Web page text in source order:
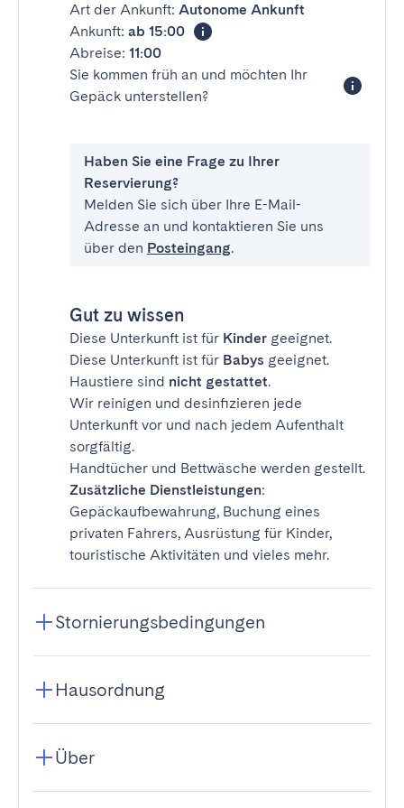
Art der Ankunft: Autonome Ankunft
Ankunft: ab 15:00
Abreise: 11:00
Sie kommen früh an und möchten Ihr
Gepäck unterstellen?
Haben Sie eine Frage zu Ihrer
Reservierung?
Melden Sie sich über Ihre E-Mail-
Adresse an und kontaktieren Sie uns
über den Posteingang.
Gut zu wissen
Diese Unterkunft ist für Kinder geeignet.
Diese Unterkunft ist für Babys geeignet.
Haustiere sind nicht gestattet.
Wir reinigen und desinfizieren jede
Unterkunft vor und nach jedem Aufenthalt
sorgfältig.
Handtücher und Bettwäsche werden gestellt.
Zusätzliche Dienstleistungen:
Gepäckaufbewahrung, Buchung eines
privaten Fahrers, Ausrüstung für Kinder,
touristische Aktivitäten und vieles mehr.
Stornierungsbedingungen
Hausordnung
Über